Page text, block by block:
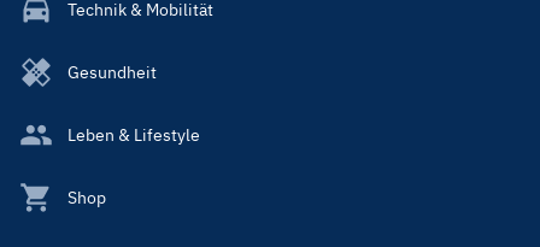
Technik & Mobilität
Gesundheit
Leben & Lifestyle
Shop